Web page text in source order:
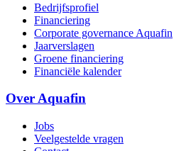
Bedrijfsprofiel
Financiering
Corporate governance Aquafin
Jaarverslagen
Groene financiering
Financiële kalender
Over Aquafin
Jobs
Veelgestelde vragen